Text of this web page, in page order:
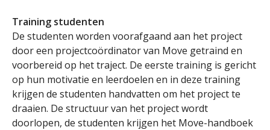
Training studenten
De studenten worden voorafgaand aan het project
door een projectcoördinator van Move getraind en
voorbereid op het traject. De eerste training is gericht
op hun motivatie en leerdoelen en in deze training
krijgen de studenten handvatten om het project te
draaien. De structuur van het project wordt
doorlopen, de studenten krijgen het Move-handboek